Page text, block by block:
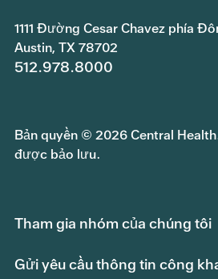
1111 Đường Cesar Chavez phía
Austin, TX 78702
512.978.8000
Bản quyền © 2026 Central
được bảo lưu.
Tham gia nhóm của chúng tôi
Gửi yêu cầu thông tin công